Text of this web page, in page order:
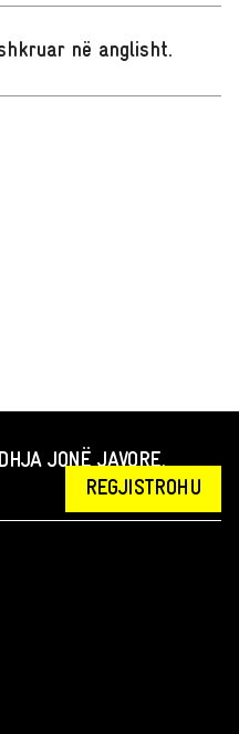
në anglisht.
JONË JAVORE.
REGJISTROHU